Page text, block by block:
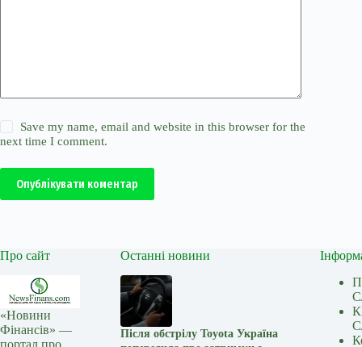
Save my name, email and website in this browser for the
next time I comment.
Опублікувати коментар
Про сайт
«Новини
Фінансів» —
портал про
Останні новини
Після обстрілу Toyota Україна